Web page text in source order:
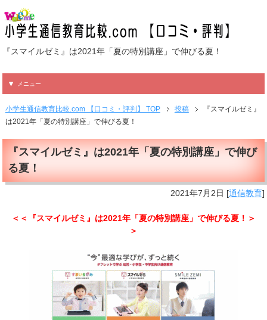
『スマイルゼミ』は2021年「夏の特別講座」で伸びる夏！
メニュー
小学生通信教育比較.com 【口コミ・評判】 TOP 投稿
『スマイルゼミ』
は2021年「夏の特別講座」で伸びる夏！
『スマイルゼミ』は2021年「夏の特別講座」で伸び
る夏！
2021年7月2日 [通信教育]
＜＜『スマイルゼミ』は2021年「夏の特別講座」で伸びる夏！＞
＞